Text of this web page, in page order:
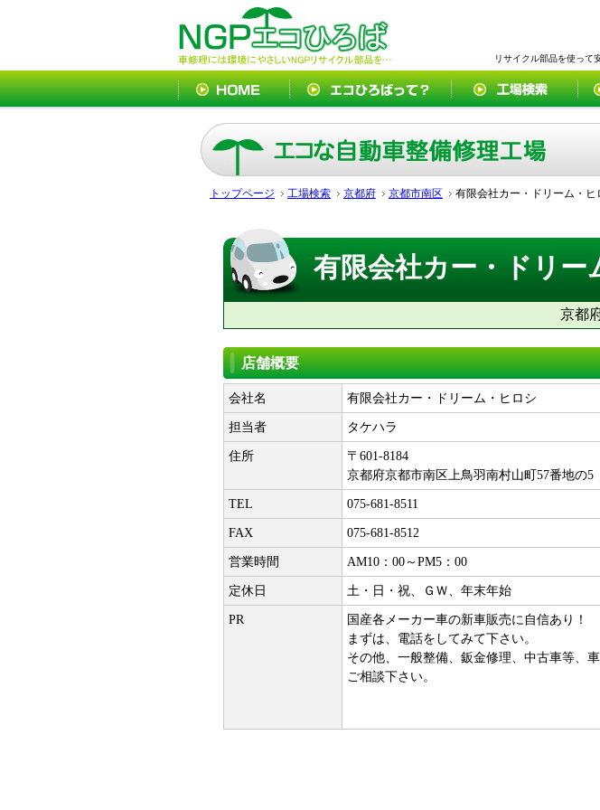
リサイクル部品を使って
トップページ 工場検索 京都府 京都市南区 有限会社カー・ドリーム・ヒ
有限会社カー・ドリー
京都
店舗概要
会社名 有限会社カー・ドリーム・ヒロシ
担当者 タケハラ
住所
〒601-8184
京都府京都市南区上鳥羽南村山町57番地の5
TEL 075-681-8511
FAX 075-681-8512
営業時間 AM10：00～PM5：00
定休日 土・日・祝、ＧＷ、年末年始
PR
国産各メーカー車の新車販売に自信あり！
まずは、電話をしてみて下さい。
その他、一般整備、鈑金修理、中古車等、
ご相談下さい。